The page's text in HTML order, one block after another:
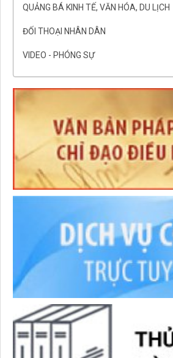
QUẢNG BÁ KINH TẾ, VĂN HÓA, DU LỊCH
ĐỐI THOẠI NHÂN DÂN
VIDEO - PHÓNG SỰ